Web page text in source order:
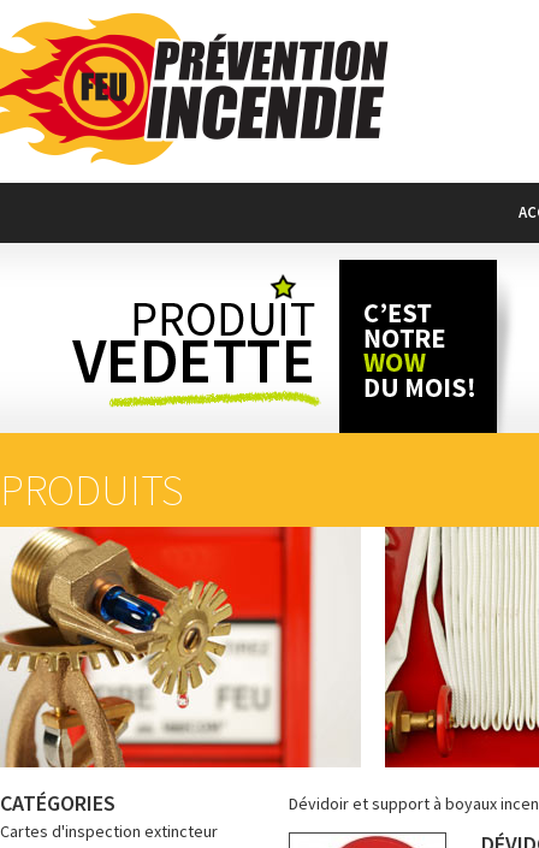
PRODUITS
CATÉGORIES
Cartes d'inspection extincteur
Dévidoir et support à boyaux